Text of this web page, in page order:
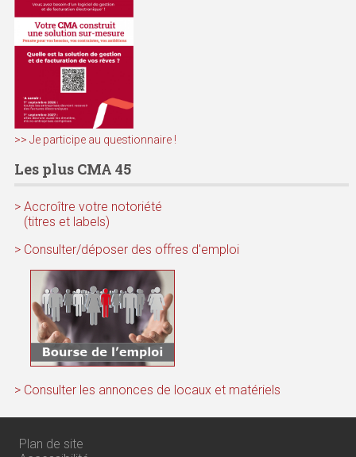
>> Je participe au questionnaire !
Les plus CMA 45
> Accroître votre notoriété
(titres et labels)
> Consulter/déposer des offres d'emploi
> Consulter les annonces de locaux et matériels
Plan de site